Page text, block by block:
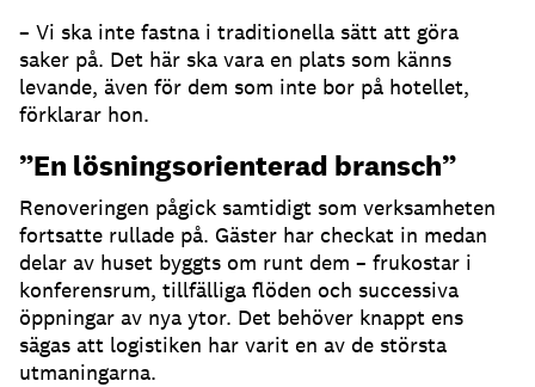
– Vi ska inte fastna i traditionella sätt att göra
saker på. Det här ska vara en plats som känns
levande, även för dem som inte bor på hotellet,
förklarar hon.
”En lösningsorienterad bransch”
Renoveringen pågick samtidigt som verksamheten
fortsatte rullade på. Gäster har checkat in medan
delar av huset byggts om runt dem – frukostar i
konferensrum, tillfälliga flöden och successiva
öppningar av nya ytor. Det behöver knappt ens
sägas att logistiken har varit en av de största
utmaningarna.